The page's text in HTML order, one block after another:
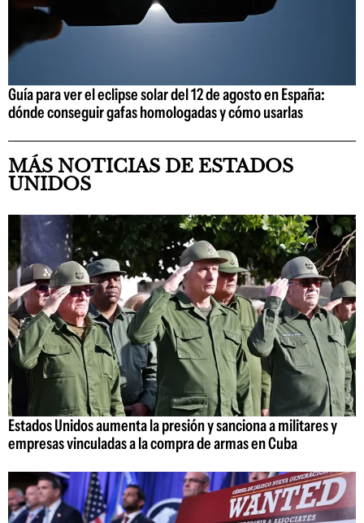
Guía para ver el eclipse solar del 12 de agosto en España:
dónde conseguir gafas homologadas y cómo usarlas
MÁS NOTICIAS DE ESTADOS
UNIDOS
Estados Unidos aumenta la presión y sanciona a militares y
empresas vinculadas a la compra de armas en Cuba